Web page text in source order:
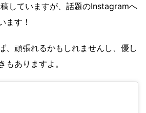
していますが、話題のInstagramへ
ます！
、頑張れるかもしれませんし、優し
もありますよ。